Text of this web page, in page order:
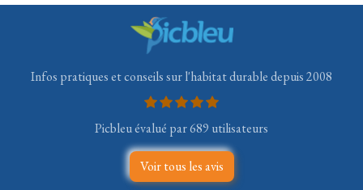
Infos pratiques et conseils sur l'habitat durable depuis 2008
Picbleu évalué par 689 utilisateurs
Voir tous les avis